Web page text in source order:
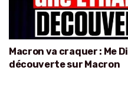
Macron va craquer : Me
découverte sur Macron